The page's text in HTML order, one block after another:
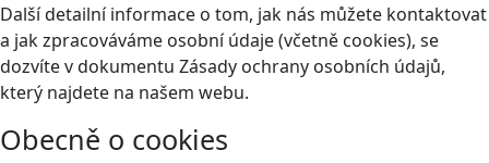
Další detailní informace o tom, jak nás můžete kontaktovat
a jak zpracováváme osobní údaje (včetně cookies), se
dozvíte v dokumentu Zásady ochrany osobních údajů,
který najdete na našem webu.
Obecně o cookies